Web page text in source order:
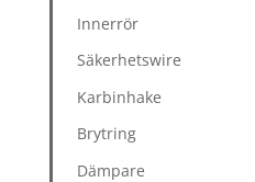
Innerrör
Säkerhetswire
Karbinhake
Brytring
Dämpare